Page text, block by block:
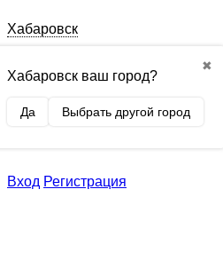
Хабаровск
✖
Хабаровск ваш город?
Да Выбрать другой город
Вход Регистрация